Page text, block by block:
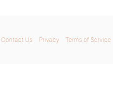
Contact Us Privacy Terms of Service